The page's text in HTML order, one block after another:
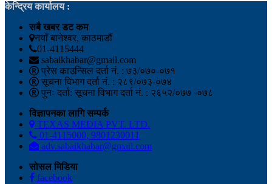
केन्द्रिय कार्यालय :
सबै खबर डट कम
नयाँ बानेश्वर, काठमाडौं
01-4115444
sabaikhabar@gmail.com
प्रेस काउन्सिल दर्ता नं. : ७३/०७०-०७१
सूचना विभाग दर्ता नं. : २८९/०७३-०७४
पुनः दर्ता: सूचना विभाग दर्ता नं. : २६५२/०७७ -०७८
विज्ञापनका लागि सम्पर्क
TEXAS MEDIA PVT. LTD.
01-4115000, 9801230011
adv.sabaikhabar@gmail.com
सोसल मिडिया
facebook